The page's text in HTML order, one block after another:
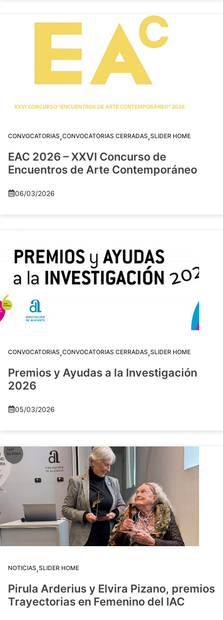
CONVOCATORIAS,CONVOCATORIAS CERRADAS,SLIDER HOME
EAC 2026 – XXVI Concurso de
Encuentros de Arte Contemporáneo
06/03/2026
CONVOCATORIAS,CONVOCATORIAS CERRADAS,SLIDER HOME
Premios y Ayudas a la Investigación
2026
05/03/2026
NOTICIAS,SLIDER HOME
Pirula Arderius y Elvira Pizano, premios
Trayectorias en Femenino del IAC